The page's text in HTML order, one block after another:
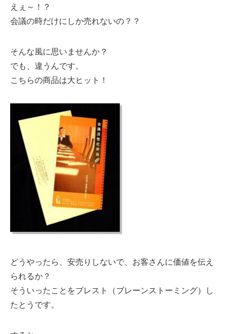
えぇ～！？
会議の時だけにしか売れないの？？
そんな風に思いませんか？
でも、違うんです。
こちらの商品は大ヒット！
どうやったら、安売りしないで、お客さんに価値を伝え
られるか？
そういったことをブレスト（ブレーンストーミング）し
たとうです。